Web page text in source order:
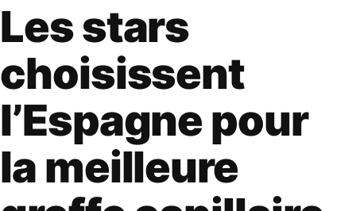
Les stars
choisissent
l’Espagne pour
la meilleure